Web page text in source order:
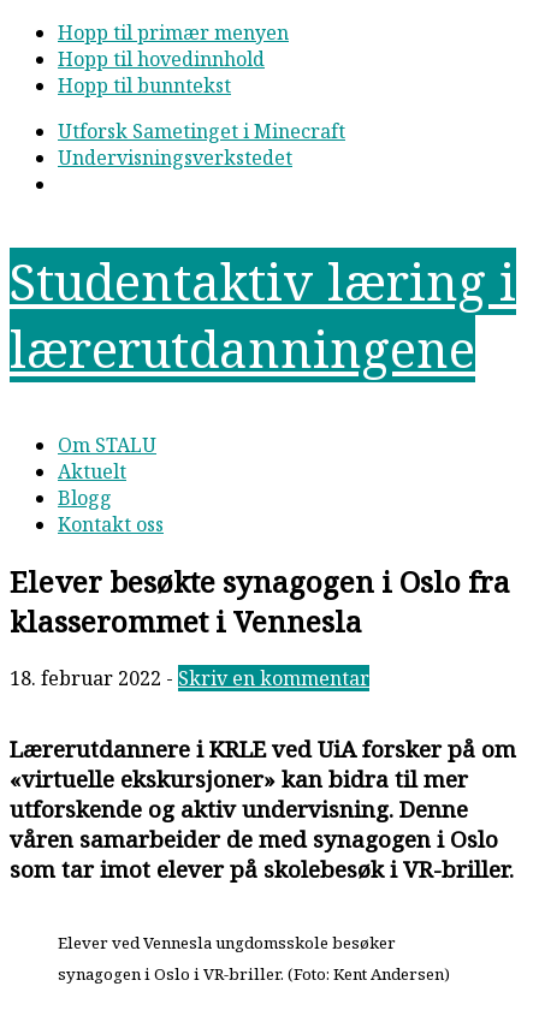
Hopp til primær menyen
Hopp til hovedinnhold
Hopp til bunntekst
Utforsk Sametinget i Minecraft
Undervisningsverkstedet
Studentaktiv læring i
lærerutdanningene
Om STALU
Aktuelt
Blogg
Kontakt oss
Elever besøkte synagogen i Oslo fra
klasserommet i Vennesla
18. februar 2022 - Skriv en kommentar
Lærerutdannere i KRLE ved UiA forsker på om
«virtuelle ekskursjoner» kan bidra til mer
utforskende og aktiv undervisning. Denne
våren samarbeider de med synagogen i Oslo
som tar imot elever på skolebesøk i VR-briller.
Elever ved Vennesla ungdomsskole besøker
synagogen i Oslo i VR-briller. (Foto: Kent Andersen)